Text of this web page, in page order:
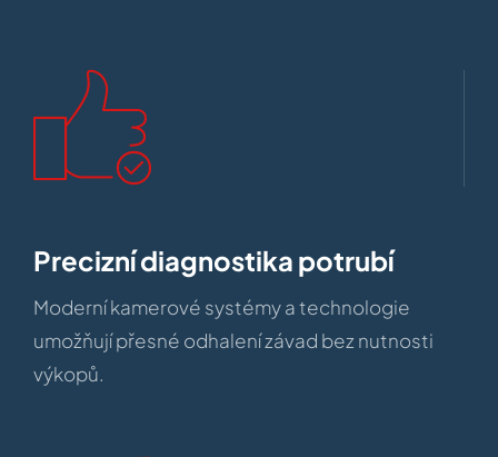
Precizní diagnostika potrubí
Moderní kamerové systémy a technologie
umožňují přesné odhalení závad bez nutnosti
výkopů.